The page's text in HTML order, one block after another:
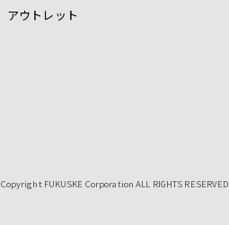
アウトレット
Copyright FUKUSKE Corporation ALL RIGHTS RESERVED